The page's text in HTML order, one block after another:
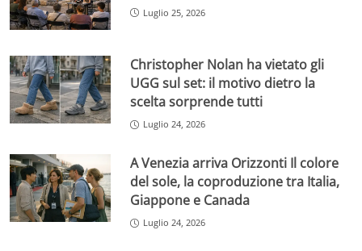
Luglio 25, 2026
Christopher Nolan ha vietato gli
UGG sul set: il motivo dietro la
scelta sorprende tutti
Luglio 24, 2026
A Venezia arriva Orizzonti Il colore
del sole, la coproduzione tra Italia,
Giappone e Canada
Luglio 24, 2026